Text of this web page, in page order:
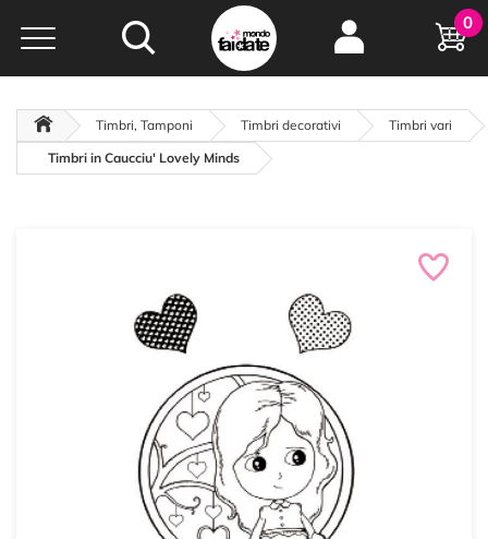
Hobby e
creatività...
oltre 15 anni online
0
Timbri, Tamponi Timbri decorativi
Timbri vari
Timbri in Caucciu' Lovely Minds